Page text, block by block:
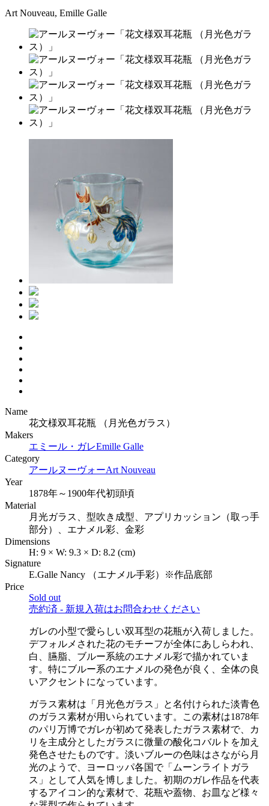
Art Nouveau, Emille Galle
Name
花文様双耳花瓶 （月光色ガラス）
Makers
エミール・ガレEmille Galle
Category
アールヌーヴォーArt Nouveau
Year
1878年～1900年代初頭頃
Material
月光ガラス、型吹き成型、アプリカッション（取っ手
部分）、エナメル彩、金彩
Dimensions
H: 9 × W: 9.3 × D: 8.2 (cm)
Signature
E.Galle Nancy （エナメル手彩）※作品底部
Price
Sold out
売約済 - 新規入荷はお問合わせください
ガレの小型で愛らしい双耳型の花瓶が入荷しました。
デフォルメされた花のモチーフが全体にあしらわれ、
白、臙脂、ブルー系統のエナメル彩で描かれていま
す。特にブルー系のエナメルの発色が良く、全体の良
いアクセントになっています。
ガラス素材は「月光色ガラス」と名付けられた淡青色
のガラス素材が用いられています。この素材は1878年
のパリ万博でガレが初めて発表したガラス素材で、カ
リを主成分としたガラスに微量の酸化コバルトを加え
発色させたものです。淡いブルーの色味はさながら月
光のようで、ヨーロッパ各国で「ムーンライトガラ
ス」として人気を博しました。初期のガレ作品を代表
するアイコン的な素材で、花瓶や蓋物、お皿など様々